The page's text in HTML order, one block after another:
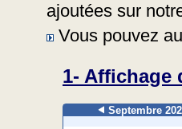
ajoutées sur
Vous pouvez
1- Affichage
Septembre